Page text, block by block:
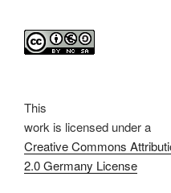
This
work is licensed under a
Creative Commons
2.0 Germany License